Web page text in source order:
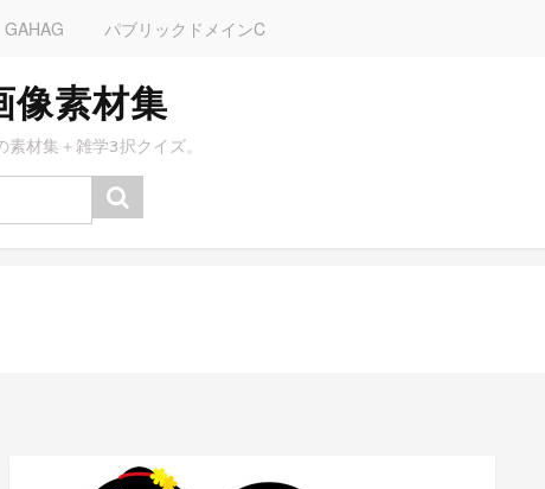
GAHAG パブリックドメインC
像素材集
材集＋雑学3択クイズ。